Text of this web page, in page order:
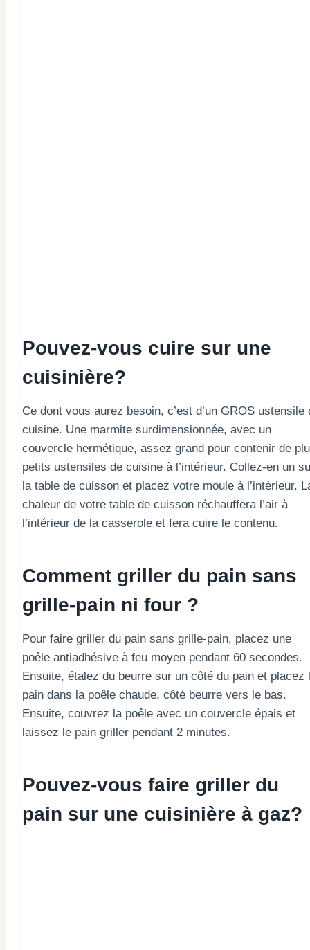
Pouvez-vous cuire sur une
cuisinière?
Ce dont vous aurez besoin, c’est d’un GROS ustensile
cuisine. Une marmite surdimensionnée, avec un
couvercle hermétique, assez grand pour contenir de
petits ustensiles de cuisine à l’intérieur. Collez-en un
la table de cuisson et placez votre moule à l’intérieur.
chaleur de votre table de cuisson réchauffera l’air à
l’intérieur de la casserole et fera cuire le contenu.
Comment griller du pain sans
grille-pain ni four ?
Pour faire griller du pain sans grille-pain, placez une
poêle antiadhésive à feu moyen pendant 60 secondes.
Ensuite, étalez du beurre sur un côté du pain et placez
pain dans la poêle chaude, côté beurre vers le bas.
Ensuite, couvrez la poêle avec un couvercle épais et
laissez le pain griller pendant 2 minutes.
Pouvez-vous faire griller du
pain sur une cuisinière à gaz?